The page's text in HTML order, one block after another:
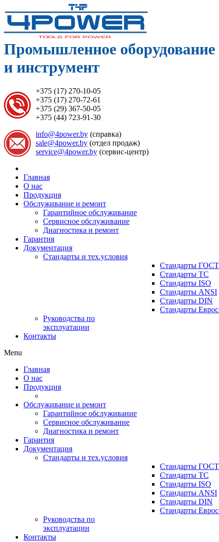
Промышленное оборудование
и инструмент
+375 (17) 270-10-05
+375 (17) 270-72-61
+375 (29) 367-50-05
+375 (44) 723-91-30
info@4power.by (справка)
sale@4power.by (отдел продаж)
service@4power.by (сервис-центр)
Главная
О нас
Продукция
Обслуживание и ремонт
Гарантийное обслуживание
Сервисное обслуживание
Диагностика и ремонт
Гарантия
Документация
Стандарты и тех.условия
Стандарты ГОСТ
Стандарты ТС
Стандарты ISO
Стандарты ANSI
Стандарты DIN
Стандарты
Руководства по
эксплуатации
Контакты
Menu
Главная
О нас
Продукция
Обслуживание и ремонт
Гарантийное обслуживание
Сервисное обслуживание
Диагностика и ремонт
Гарантия
Документация
Стандарты и тех.условия
Стандарты ГОСТ
Стандарты ТС
Стандарты ISO
Стандарты ANSI
Стандарты DIN
Стандарты
Руководства по
эксплуатации
Контакты